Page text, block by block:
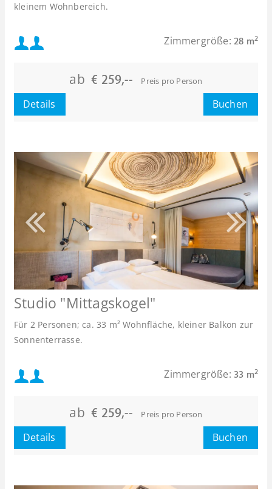
kleinem Wohnbereich.
Mindestbelegung:
Maximalbelegung:
Zimmergröße: 28 m2
ab€ 259,-- Preis pro Person
Buchen
Details
Studio "Mittagskogel"
Für 2 Personen; ca. 33 m² Wohnfläche, kleiner Balkon zur
Sonnenterrasse.
Mindestbelegung:
Maximalbelegung:
oder
Zimmergröße: 33 m2
ab€ 259,-- Preis pro Person
Buchen
Details